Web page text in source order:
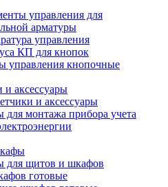
управления для
арматуры
управления
КП для кнопок
управления кнопочные
и аксессуары
и аксессуары
для монтажа прибора учета
для щитов и шкафов
готовые